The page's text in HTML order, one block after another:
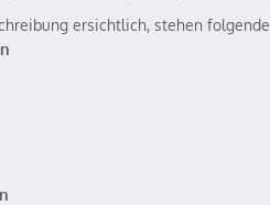
ersichtlich, stehen